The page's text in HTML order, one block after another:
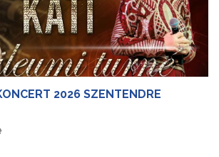
2026 SZENTENDRE